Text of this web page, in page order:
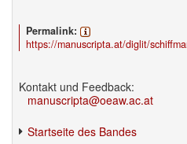
Permalink:
https://manuscripta.at/diglit/
Kontakt und Feedback:
manuscripta@oeaw.ac.at
Startseite des Bandes